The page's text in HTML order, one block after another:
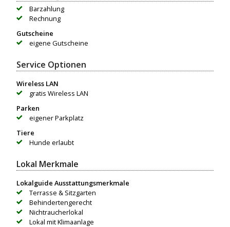
Barzahlung
Rechnung
Gutscheine
eigene Gutscheine
Service Optionen
Wireless LAN
gratis Wireless LAN
Parken
eigener Parkplatz
Tiere
Hunde erlaubt
Lokal Merkmale
Lokalguide Ausstattungsmerkmale
Terrasse & Sitzgarten
Behindertengerecht
Nichtraucherlokal
Lokal mit Klimaanlage